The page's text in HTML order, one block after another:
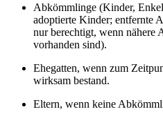
Abkömmlinge (Kinder,
adoptierte Kinder; entfernte
nur berechtigt, wenn nähere
vorhanden sind).
Ehegatten, wenn zum
wirksam bestand.
Eltern, wenn keine